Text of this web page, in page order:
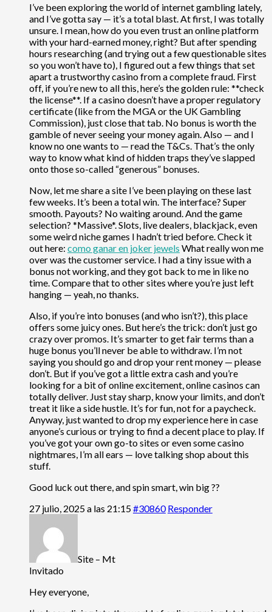
I’ve been exploring the world of internet gambling lately,
and I’ve gotta say — it’s a total blast. At first, I was totally
unsure. I mean, how do you even trust an online platform
with your hard-earned money, right? But after spending
hours researching (and trying out a few questionable sites
so you won’t have to), I figured out a few things that set
apart a trustworthy casino from a complete fraud. First
off, if you’re new to all this, here’s the golden rule: **check
the license**. If a casino doesn’t have a proper regulatory
certificate (like from the MGA or the UK Gambling
Commission), just close that tab. No bonus is worth the
gamble of never seeing your money again. Also — and I
know no one wants to — read the T&Cs. That’s the only
way to know what kind of hidden traps they’ve slapped
onto those so-called “generous” bonuses.
Now, let me share a site I’ve been playing on these last
few weeks. It’s been a total win. The interface? Super
smooth. Payouts? No waiting around. And the game
selection? *Massive*. Slots, live dealers, blackjack, even
some weird niche games I hadn’t tried before. Check it
out here: como ganar en joker jewels What really won me
over was the customer service. I had a tiny issue with a
bonus not working, and they got back to me in like no
time. Compare that to other sites where you’re just left
hanging — yeah, no thanks.
Also, if you’re into bonuses (and who isn’t?), this place
offers some juicy ones. But here’s the trick: don’t just go
crazy over promos. It’s smarter to get fair terms than a
huge bonus you’ll never be able to withdraw. I’m not
saying you should go and drop your rent money — please
don’t. But if you’ve got a little extra cash and you’re
looking for a bit of online excitement, online casinos can
totally deliver. Just stay sharp, know your limits, and don’t
treat it like a side hustle. It’s for fun, not for a paycheck.
Anyway, just wanted to drop my experience here in case
anyone’s curious or trying to find a decent place to play. If
you’ve got your own go-to sites or even some casino
nightmares, I’m all ears — love talking shop about this
stuff.
Good luck out there, and spin smart, win big ??
27 julio, 2025 a las 21:15#30860 Responder
Site – Mt
Invitado
Hey everyone,